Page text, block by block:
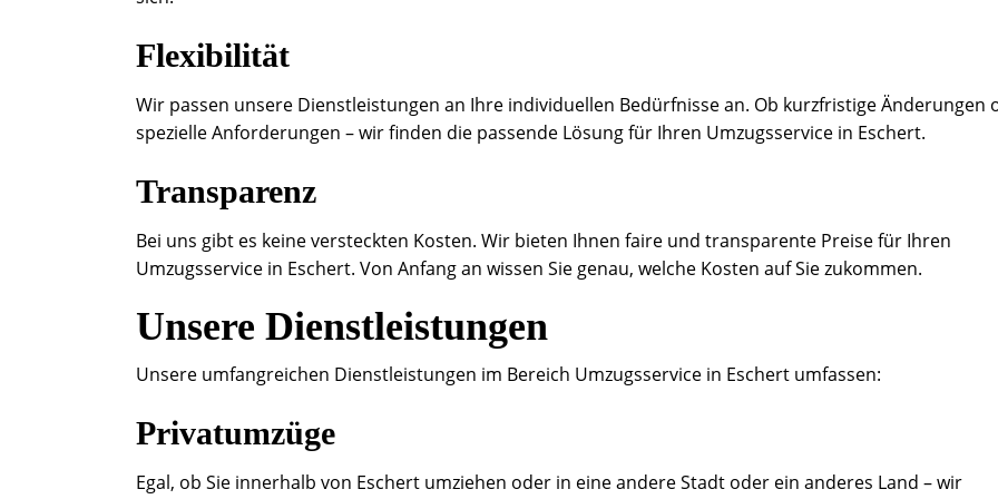
Flexibilität
Wir passen unsere Dienstleistungen an Ihre individuellen Bedürfnisse an. Ob kurzfristige Änderungen
spezielle Anforderungen – wir finden die passende Lösung für Ihren Umzugsservice in Eschert.
Transparenz
Bei uns gibt es keine versteckten Kosten. Wir bieten Ihnen faire und transparente Preise für Ihren
Umzugsservice in Eschert. Von Anfang an wissen Sie genau, welche Kosten auf Sie zukommen.
Unsere Dienstleistungen
Unsere umfangreichen Dienstleistungen im Bereich Umzugsservice in Eschert umfassen:
Privatumzüge
Egal, ob Sie innerhalb von Eschert umziehen oder in eine andere Stadt oder ein anderes Land – wir